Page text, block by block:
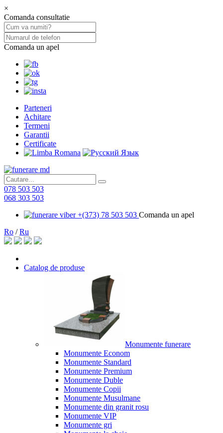
×
Comanda consultatie
Comanda un apel
Parteneri
Achitare
Termeni
Garantii
Certificate
078 503 503
068 303 503
+(373) 78 503 503 Comanda un apel
Ro /Ru
Catalog de produse
Monumente funerare
Monumente Econom
Monumente Standard
Monumente Premium
Monumente Duble
Monumente Copii
Monumente Musulmane
Monumente din granit rosu
Monumente VIP
Monumente gri